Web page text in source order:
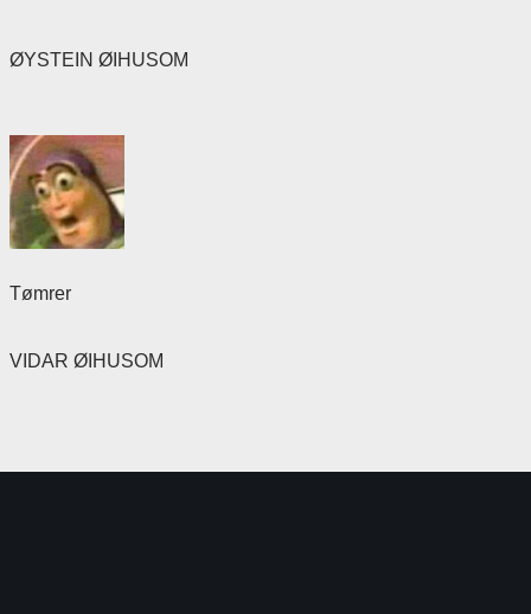
ØYSTEIN ØIHUSOM
Tømrer
VIDAR ØIHUSOM